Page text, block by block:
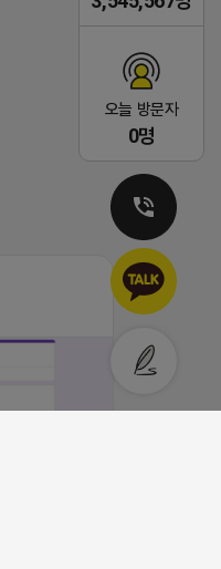
오늘 방문자
0명